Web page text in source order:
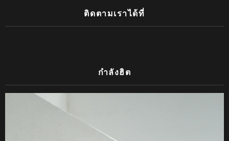
ติดตามเราได้ที่
กำลังฮิต